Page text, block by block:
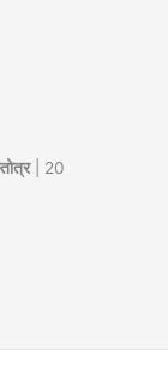
| 20